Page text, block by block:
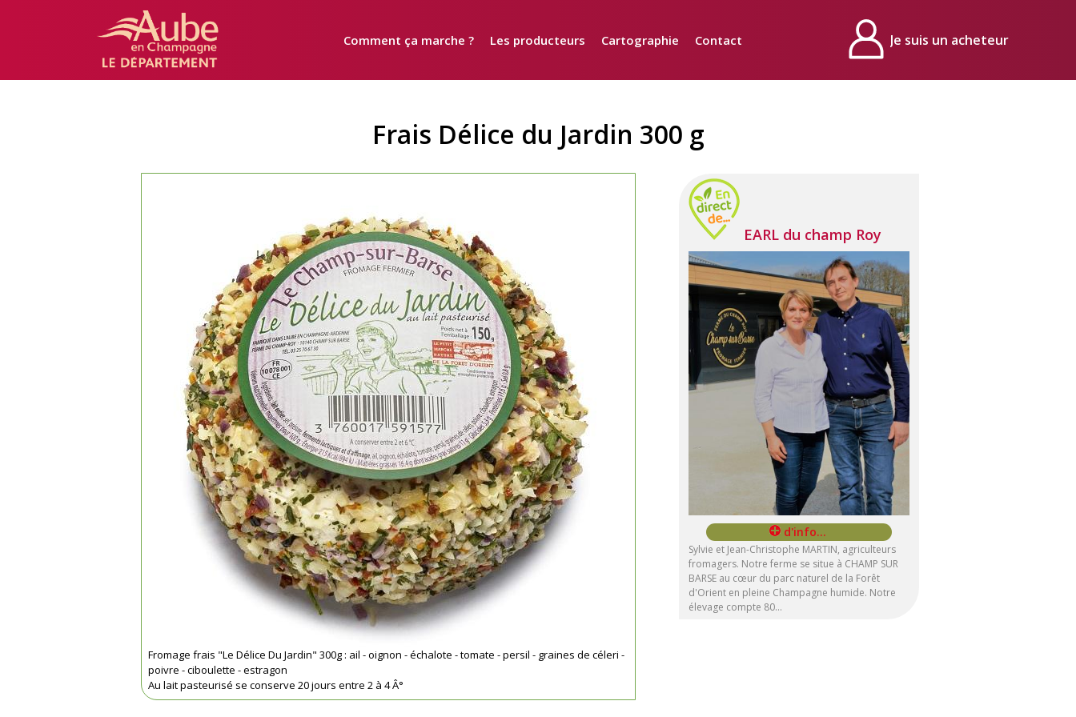
Comment ça marche ? Les producteurs Cartographie Contact
Frais Délice du Jardin 300 g
Fromage frais "Le Délice Du Jardin" 300g : ail - oignon - échalote - tomate - persil - graines de céleri -
poivre - ciboulette - estragon
Au lait pasteurisé se conserve 20 jours entre 2 à 4 Â°
EARL du champ Roy
Sylvie et Jean-Christophe MARTIN, agriculteurs
fromagers. Notre ferme se situe à CHAMP SUR
BARSE au cœur du parc naturel de la Forêt
d'Orient en pleine Champagne humide. Notre
élevage compte 80…